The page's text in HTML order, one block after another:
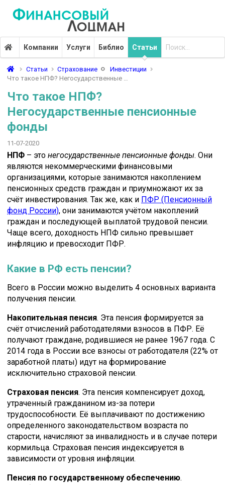
Компании Услуги Библио Статьи
Статьи Страхование
Инвестиции
Что такое НПФ? Негосударственные …
Что такое НПФ?
Негосударственные пенсионные
фонды
11-07-2020
НПФ – это негосударственные пенсионные фонды. Они
являются некоммерческими финансовыми
организациями, которые занимаются накоплением
пенсионных средств граждан и приумножают их за
счёт инвестирования. Так же, как и ПФР (Пенсионный
фонд России), они занимаются учётом накоплений
граждан и последующей выплатой трудовой пенсии.
Чаще всего, доходность НПФ сильно превышает
инфляцию и превосходит ПФР.
Какие в РФ есть пенсии?
Всего в России можно выделить 4 основных варианта
получения пенсии.
Накопительная пенсия. Эта пенсия формируется за
счёт отчислений работодателями взносов в ПФР. Её
получают граждане, родившиеся не ранее 1967 года. С
2014 года в России все взносы от работодателя (22% от
заработной платы) идут на формирование
исключительно страховой пенсии.
Страховая пенсия. Эта пенсия компенсирует доход,
утраченный гражданином из-за потери
трудоспособности. Её выплачивают по достижению
определенного законодательством возраста по
старости, начисляют за инвалидность и в случае потери
кормильца. Страховая пенсия индексируется в
зависимости от уровня инфляции.
Пенсия по государственному обеспечению.